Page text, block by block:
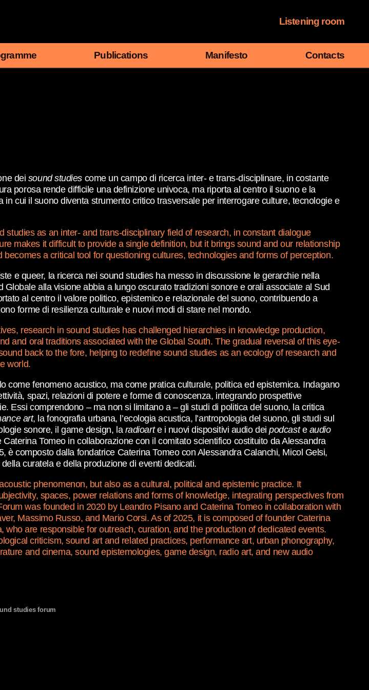
Listening room
Publications Manifesto Contacts
dei sound studies come un campo di ricerca inter- e trans-disciplinare, in costante
porosa rende difficile una definizione univoca, ma riporta al centro il suono e la
cui il suono diventa strumento critico trasversale per interrogare culture, tecnologie e
as an inter- and trans-disciplinary field of research, in constant dialogue
makes it difficult to provide a single definition, but it brings sound and our relationship
a critical tool for questioning cultures, technologies and forms of perception.
e queer, la ricerca nei sound studies ha messo in discussione le gerarchie nella
alla visione abbia a lungo oscurato tradizioni sonore e orali associate al Sud
al centro il valore politico, epistemico e relazionale del suono, contribuendo a
forme di resilienza culturale e nuovi modi di stare nel mondo.
research in sound studies has challenged hierarchies in knowledge production,
and oral traditions associated with the Global South. The gradual reversal of this eye-
back to the fore, helping to redefine sound studies as an ecology of research and
world.
fenomeno acustico, ma come pratica culturale, politica ed epistemica. Indagano
spazi, relazioni di potere e forme di conoscenza, integrando prospettive
Essi comprendono – ma non si limitano a – gli studi di politica del suono, la critica
art, la fonografia urbana, l’ecologia acustica, l’antropologia del suono, gli studi sul
sonore, il game design, la radioarte i nuovi dispositivi audio deipodcaste audio
Tomeo in collaborazione con il comitato scientifico costituito da Alessandra
composto dalla fondatrice Caterina Tomeo con Alessandra Calanchi, Micol Gelsi,
curatela e della produzione di eventi dedicati.
phenomenon, but also as a cultural, political and epistemic practice. It
spaces, power relations and forms of knowledge, integrating perspectives from
was founded in 2020 by Leandro Pisano and Caterina Tomeo in collaboration with
Massimo Russo, and Mario Corsi. As of 2025, it is composed of founder Caterina
are responsible for outreach, curation, and the production of dedicated events.
criticism, sound art and related practices, performance art, urban phonography,
and cinema, sound epistemologies, game design, radio art, and new audio
studies forum